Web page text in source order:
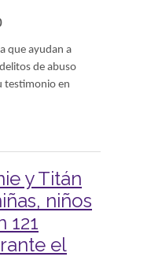
que ayudan a
de abuso
testimonio en
y Titán
niños
121
el